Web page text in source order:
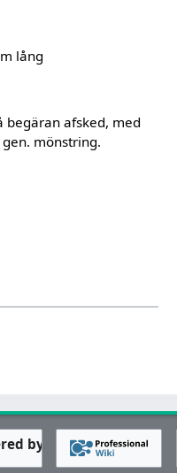
lång
afsked, med
mönstring.